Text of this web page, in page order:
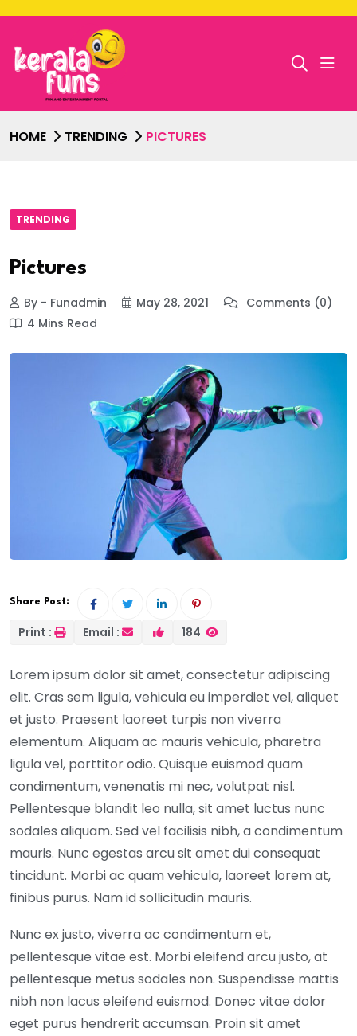
HOME TRENDING PICTURES
TRENDING
Pictures
By - Funadmin May 28, 2021
Comments (0)
4 Mins Read
Share Post:
Print : Email : 184
Lorem ipsum dolor sit amet, consectetur adipiscing
elit. Cras sem ligula, vehicula eu imperdiet vel, aliquet
et justo. Praesent laoreet turpis non viverra
elementum. Aliquam ac mauris vehicula, pharetra
ligula vel, porttitor odio. Quisque euismod quam
condimentum, venenatis mi nec, volutpat nisl.
Pellentesque blandit leo nulla, sit amet luctus nunc
sodales aliquam. Sed vel facilisis nibh, a condimentum
mauris. Nunc egestas arcu sit amet dui consequat
tincidunt. Morbi ac quam vehicula, laoreet lorem at,
finibus purus. Nam id sollicitudin mauris.
Nunc ex justo, viverra ac condimentum et,
pellentesque vitae est. Morbi eleifend arcu justo, at
pellentesque metus sodales non. Suspendisse mattis
nibh non lacus eleifend euismod. Donec vitae dolor
eget purus hendrerit accumsan. Proin sit amet